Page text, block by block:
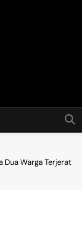
Dua Warga Terjerat